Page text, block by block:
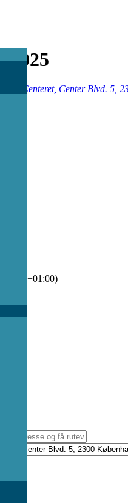
2025
Bella Centeret, Center Blvd. 5,
(GMT+01:00)
[]